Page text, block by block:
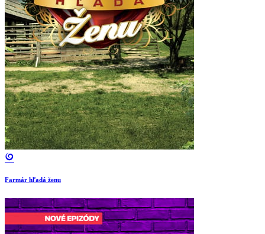
Farmár hľadá ženu